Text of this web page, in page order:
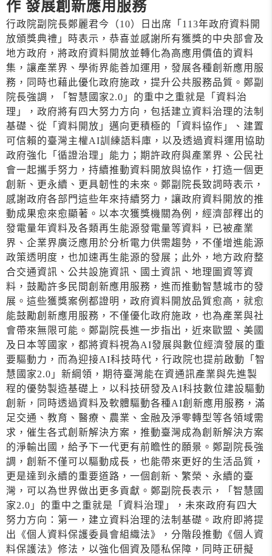
作 發展創新應用服務
行政院副院長鄭麗君今（10）日出席「113年政府資料開
放頒獎典禮」時表示，恭喜並感謝所有獲獎的中央部會及
地方政府，將政府資料開放並轉化為高應用價值的資料
集，讓產業界、學術界能善加運用，發展各種創新應用服
務，同時也藉此優化政府施政，提升公共服務品質。鄭副
院長強調，「智慧國家2.0」的重中之重就是「資料治
理」，政府將有四大努力方向，包括建立資料治理的法制
基礎、從「資料開放」邁向更積極的「資料協作」、建置
可信賴的臺灣主權AI訓練語料庫，以及透過資料運用協助
政府強化「循證治理」能力；期許政府與產業界、公民社
會一起攜手努力，持續推動資料開放與協作，打造一個更
創新、更永續、更具韌性的未來。鄭副院長致詞時表示，
感謝政府各部門這些年來持續努力，讓政府資料開放的推
動成果愈來愈顯著。以本次獲獎機關為例，經濟部釋出的
發電量年資料及各類再生能源發電量等資料，已被產業
界、企業界廣泛應用於分析電力供需趨勢，不僅增進能源
政策透明度，也加速再生能源的發展；此外，地方政府整
合交通資訊、公共設施資訊、國土資訊、地理圖資等資
料，鼓勵許多民間創新應用服務，進而推動智慧城市的發
展。這些獲獎案例都證明，政府資料開放品質愈高，就愈
能鼓勵創新應用服務，不僅優化政府施政，也為產業與社
會帶來無限可能。鄭副院長進一步指出，近來歐盟、美國
及日本等國家，都將資料視為AI發展與數位經濟發展的重
要驅動力，而為迎接AI科技時代，行政院也提前啟動「智
慧國家2.0」新綱領，期待臺灣能在資通訊產業與先進製
程的優勢製造基礎上，以科技研發及AI科技數位建設驅動
創新，同時透過資料及軟體驅動各種AI創新應用服務，滿
足交通、教育、醫療、農業、金融及淨零轉型等各領域需
求，催生各式創新解決方案，推動臺灣成為創新解決方案
的淨輸出國，給予下一代更有前瞻性的願景。鄭副院長強
調，創新不僅可以驅動成長，也能帶來更好的生活品質，
更是達到永續的重要道路，一個創新、繁榮、永續的臺
灣，可以為世界做出更多貢獻。鄭副院長表示，「智慧國
家2.0」的重中之重就是「資料治理」，未來政府有四大
努力方向：第一，建立資料治理的法制基礎。政府即將提
出《個人資料保護委員會組織法》，分階段推動《個人資
料保護法》修法，以強化個資及隱私保障，同時正研擬